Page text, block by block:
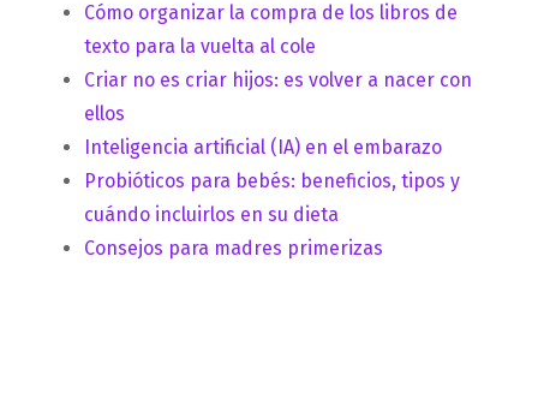
Cómo organizar la compra de los libros de
texto para la vuelta al cole
Criar no es criar hijos: es volver a nacer con
ellos
Inteligencia artificial (IA) en el embarazo
Probióticos para bebés: beneficios, tipos y
cuándo incluirlos en su dieta
Consejos para madres primerizas